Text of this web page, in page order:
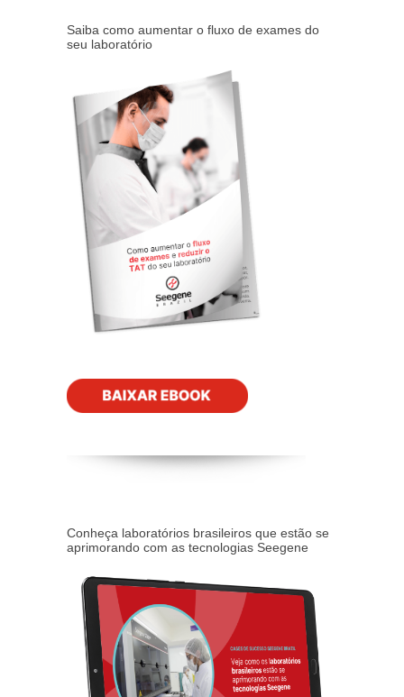
Saiba como aumentar o fluxo de exames do
seu laboratório
Conheça laboratórios brasileiros que estão se
aprimorando com as tecnologias Seegene